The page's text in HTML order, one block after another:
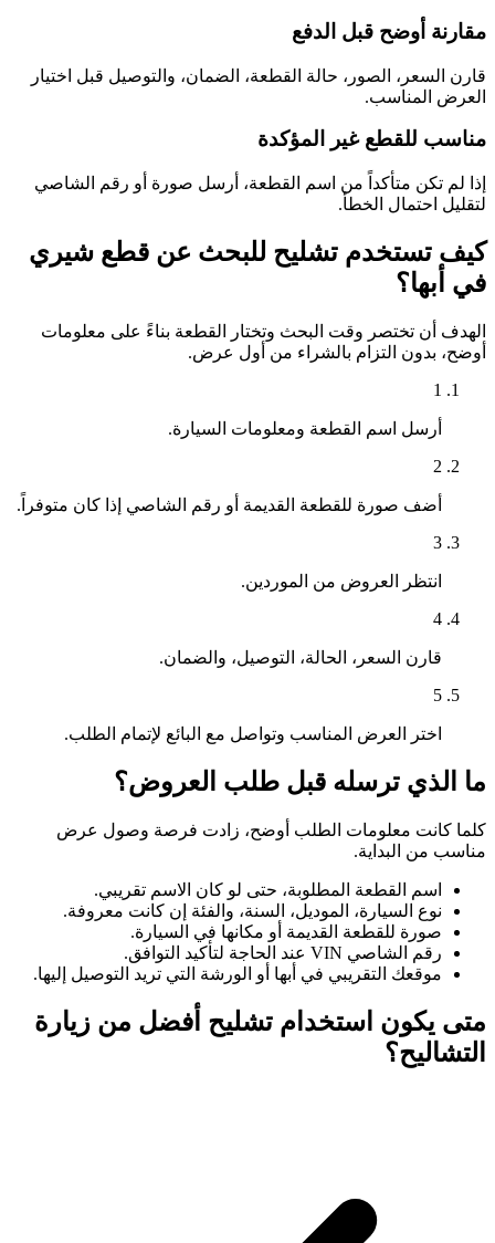
مقارنة أوضح قبل الدفع
قارن السعر، الصور، حالة القطعة، الضمان، والتوصيل قبل اختيار
العرض المناسب.
مناسب للقطع غير المؤكدة
إذا لم تكن متأكداً من اسم القطعة، أرسل صورة أو رقم الشاصي
لتقليل احتمال الخطأ.
كيف تستخدم تشليح للبحث عن قطع شيري
في أبها؟
الهدف أن تختصر وقت البحث وتختار القطعة بناءً على معلومات
أوضح، بدون التزام بالشراء من أول عرض.
1
أرسل اسم القطعة ومعلومات السيارة.
2
أضف صورة للقطعة القديمة أو رقم الشاصي إذا كان متوفراً.
3
انتظر العروض من الموردين.
4
قارن السعر، الحالة، التوصيل، والضمان.
5
اختر العرض المناسب وتواصل مع البائع لإتمام الطلب.
ما الذي ترسله قبل طلب العروض؟
كلما كانت معلومات الطلب أوضح، زادت فرصة وصول عرض
مناسب من البداية.
اسم القطعة المطلوبة، حتى لو كان الاسم تقريبي.
نوع السيارة، الموديل، السنة، والفئة إن كانت معروفة.
صورة للقطعة القديمة أو مكانها في السيارة.
رقم الشاصي VIN عند الحاجة لتأكيد التوافق.
موقعك التقريبي في أبها أو الورشة التي تريد التوصيل إليها.
متى يكون استخدام تشليح أفضل من زيارة
التشاليح؟